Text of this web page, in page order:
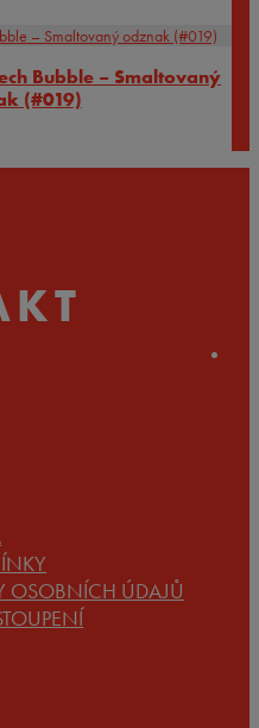
Bubble – Smaltovaný
(#019)
OSOBNÍCH ÚDAJŮ